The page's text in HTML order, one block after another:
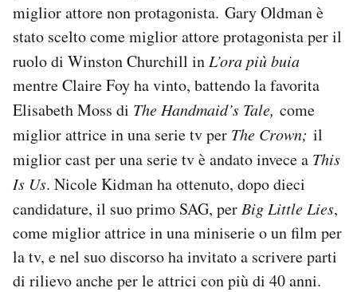
miglior attore non protagonista. Gary Oldman è
stato scelto come miglior attore protagonista per il
ruolo di Winston Churchill in L’ora più buia
mentre Claire Foy ha vinto, battendo la favorita
Elisabeth Moss di The Handmaid’s Tale, come
miglior attrice in una serie tv per The Crown; il
miglior cast per una serie tv è andato invece a This
Is Us. Nicole Kidman ha ottenuto, dopo dieci
candidature, il suo primo SAG, per Big Little Lies,
come miglior attrice in una miniserie o un film per
la tv, e nel suo discorso ha invitato a scrivere parti
di rilievo anche per le attrici con più di 40 anni.